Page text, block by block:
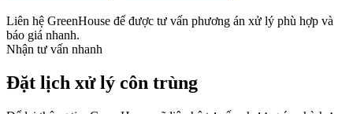
Liên hệ GreenHouse để được tư vấn phương án xử lý phù hợp và
báo giá nhanh.
Nhận tư vấn nhanh
Đặt lịch xử lý côn trùng